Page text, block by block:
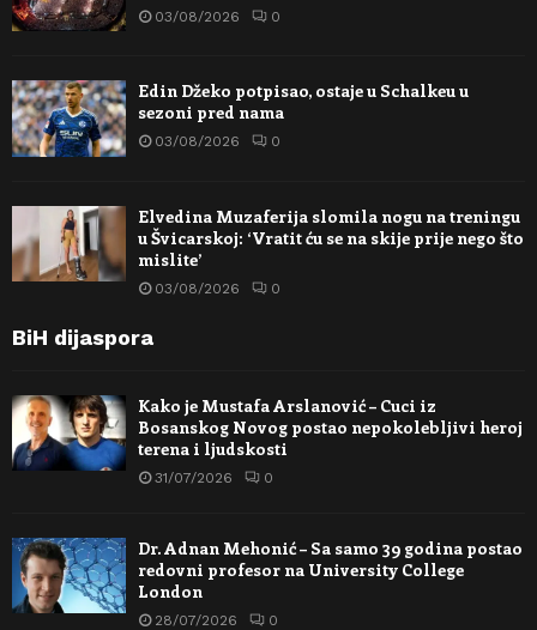
03/08/2026 0
Edin Džeko potpisao, ostaje u Schalkeu u
sezoni pred nama
03/08/2026 0
Elvedina Muzaferija slomila nogu na treningu
u Švicarskoj: ‘Vratit ću se na skije prije nego što
mislite’
03/08/2026 0
BiH dijaspora
Kako je Mustafa Arslanović – Cuci iz
Bosanskog Novog postao nepokolebljivi heroj
terena i ljudskosti
31/07/2026 0
Dr. Adnan Mehonić – Sa samo 39 godina postao
redovni profesor na University College
London
28/07/2026 0